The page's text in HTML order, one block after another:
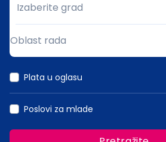
Grad
Izaberite grad
Oblast rada
Plata u oglasu
Poslovi za mlade